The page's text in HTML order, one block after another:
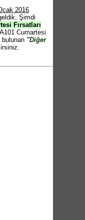
2016
Şimdi
Fırsatları
Cumartesi
bulunan "Diğer